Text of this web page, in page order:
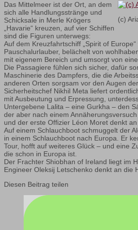
(c)
Das Mittelmeer ist der Ort, an dem
sich alle Handlungsstränge und
Schicksale in Merle Krögers
„Havarie“ kreuzen, auf vier Schiffen
sind die Figuren unterwegs:
Auf dem Kreuzfahrtschiff „Spirit of
Pauschalurlauber, belächelt von
mit eigenem Bereich und umsorgt von
Die Passagiere fühlen sich sicher, dafür
Maschinerie des Dampfers, die die
anderen Orten sorgsam vor den Augen
Sicherheitschef Nikhil Meta liefert
mit Ausbeutung und Erpressung,
Untergebene Lalita – eine Gurkha – den
der aber nach einem
und der erste Offizier Léon Moret denkt
Auf einem Schlauchboot schmuggelt der
in einem Schlauchboot nach Europa. Er
Tour, hofft auf weiteres Glück – und eine
die schon in Europa ist.
Der Frachter Shiobhan of Ireland liegt im
Engineer Oleksij Letschenko denkt an die
Diesen Beitrag teilen